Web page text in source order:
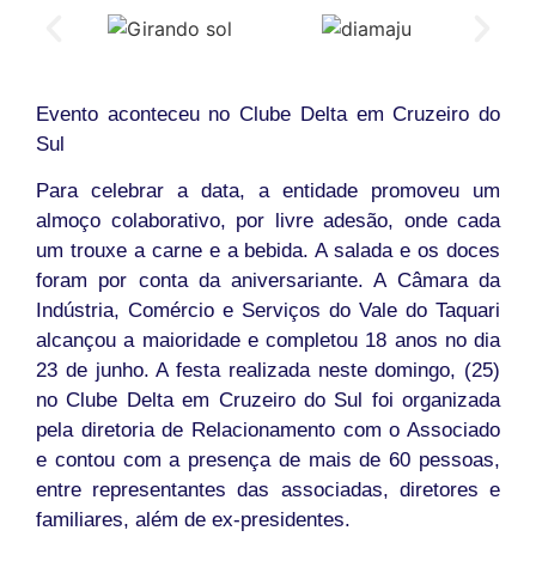
Evento aconteceu no Clube Delta em Cruzeiro do
Sul
Para celebrar a data, a entidade promoveu um
almoço colaborativo, por livre adesão, onde cada
um trouxe a carne e a bebida. A salada e os doces
foram por conta da aniversariante. A Câmara da
Indústria, Comércio e Serviços do Vale do Taquari
alcançou a maioridade e completou 18 anos no dia
23 de junho. A festa realizada neste domingo, (25)
no Clube Delta em Cruzeiro do Sul foi organizada
pela diretoria de Relacionamento com o Associado
e contou com a presença de mais de 60 pessoas,
entre representantes das associadas, diretores e
familiares, além de ex-presidentes.